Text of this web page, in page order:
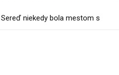
Sereď niekedy bola mestom s
Pri venčení na Jesenského ulici mal